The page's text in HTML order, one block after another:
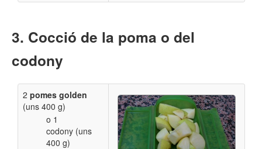
Cocció de la poma o del
codony
2 pomes golden
(uns 400 g)
o 1
codony (uns
400 g)